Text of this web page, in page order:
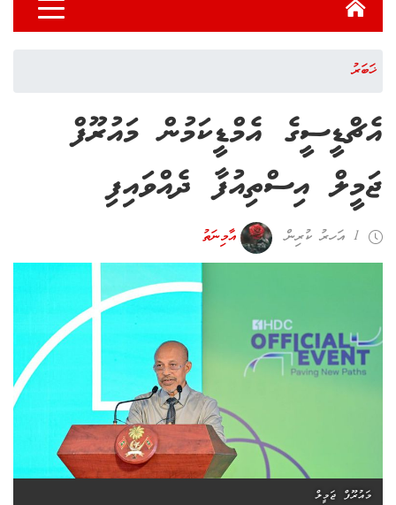
ޚަބަރު
އެޗްޑީސީގެ އެމްޑީކަމުން މައުރޫފް
ޖަމީލް އިސްތިއުފާ ދެއްވައިފި
1 އަހރު ކުރިން އާމިނަތު
މައުރޫފް ޖަމީލް